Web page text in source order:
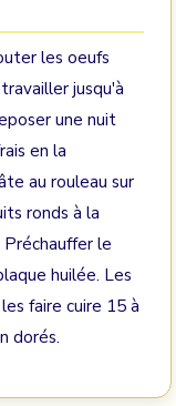
les oeufs
jusqu'à
une nuit
en la
au rouleau sur
ronds à la
le
huilée. Les
faire cuire 15 à
dorés.